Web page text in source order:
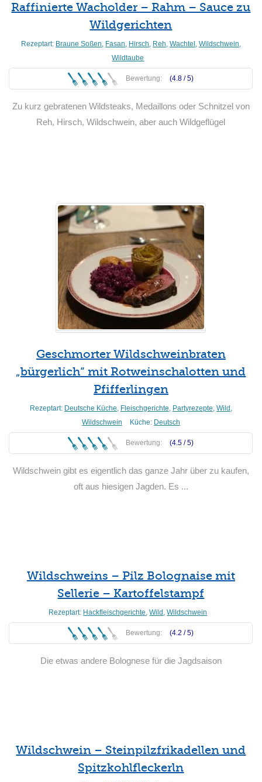
Raffinierte Wacholder – Rahm – Sauce zu
Wildgerichten
Rezeptart: Braune Soßen, Fasan, Hirsch, Reh, Wachtel , Wildschwein,
Wildtaube
Bewertung: (4.8 /5)
Zu kurz gebratenen Wildsteaks, Medaillons oder Schnitzel von
Reh, Hirsch, Wildschwein, aber auch Wildgeflügel
Geschmorter Wildschweinbraten
„bürgerlich“ mit Rotweinschalotten und
Pfifferlingen
Rezeptart: Deutsche Küche, Fleischgerichte, Partyrezepte, Wild ,
Wildschwein
Küche: Deutsch
Bewertung: (4.5 /5)
Wildschwein gibt es eigentlich das ganze Jahr über zu kaufen,
oft aus hiesigen Jagden. Es ...
Wildschweins – Pilz Bolognaise mit
Sellerie – Kartoffelstampf
Rezeptart: Hackfleischgerichte,Wild ,Wildschwein
Bewertung: (4.2 /5)
Die etwas andere Bolognese für die Jagdsaison
Wildschwein – Steinpilzfrikadellen und
Spitzkohlfleckerln